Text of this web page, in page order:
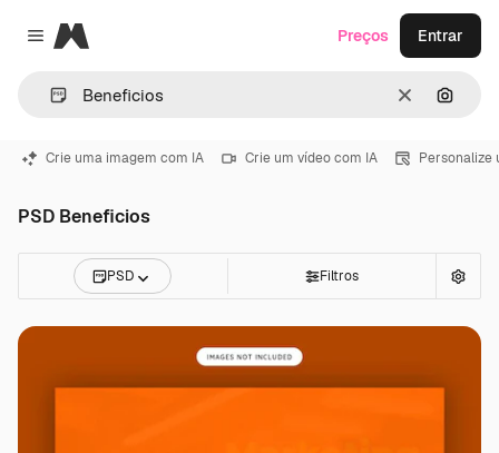
Close menu
Magnific
Limpar
Preços Entrar
Crie uma imagem com IA Crie um vídeo com IA Personalize
PSD Beneficios
PSD Filtros